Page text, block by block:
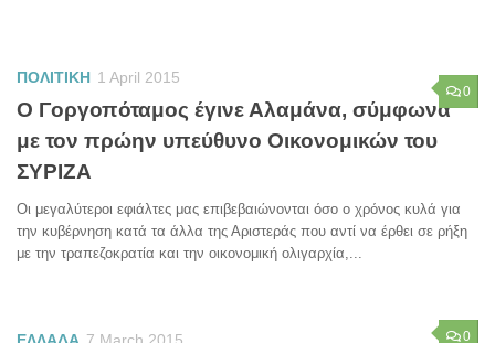
0
ΠΟΛΙΤΙΚΗ 1 April 2015
Ο Γοργοπόταμος έγινε Αλαμάνα, σύμφωνα
με τον πρώην υπεύθυνο Οικονομικών του
ΣΥΡΙΖΑ
Οι μεγαλύτεροι εφιάλτες μας επιβεβαιώνονται όσο ο χρόνος κυλά για
την κυβέρνηση κατά τα άλλα της Αριστεράς που αντί να έρθει σε ρήξη
με την τραπεζοκρατία και την οικονομική ολιγαρχία,...
0
ΕΛΛΑΔΑ 7 March 2015